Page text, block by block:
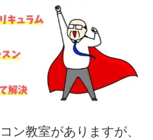
ン教室がありますが、